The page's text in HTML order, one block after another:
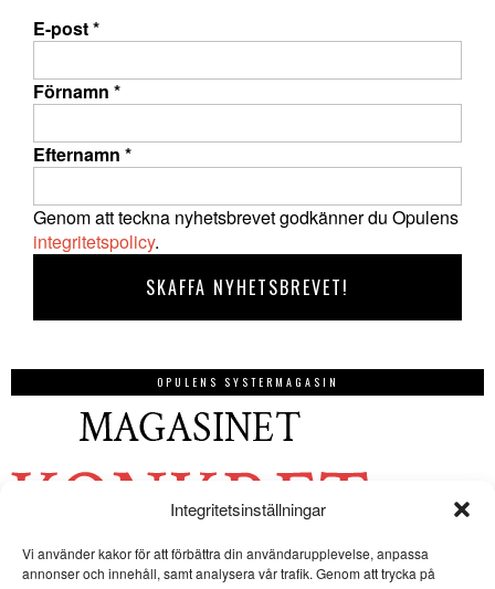
Integritetsinställningar
Vi använder kakor för att förbättra din användarupplevelse, anpassa
annonser och innehåll, samt analysera vår trafik. Genom att trycka på
E-post*
Förnamn *
Efternamn *
Genom att teckna nyhetsbrevet godkänner du Opulens
integritetspolicy.
OPULENS SYSTERMAGASIN